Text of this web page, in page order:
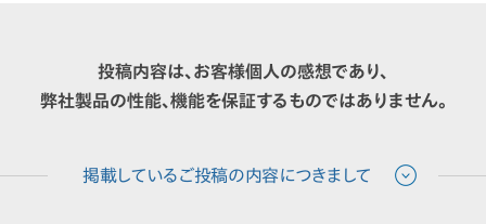
投稿内容は、お客様個人の感想であり、
弊社製品の性能、機能を保証するものではありません。